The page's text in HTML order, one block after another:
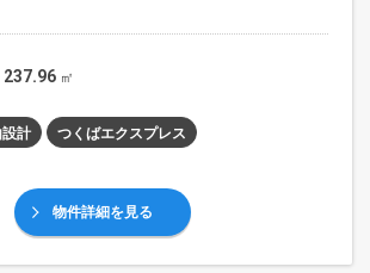
237.96 ㎡
設計 つくばエクスプレス
物件詳細を見る